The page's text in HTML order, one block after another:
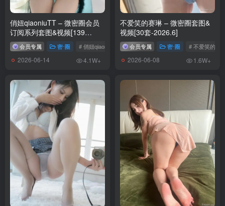
俏妞qiaoniuTT – 微密圈会员
订阅系列套图&视频[139
套-2026.6]
会员专属 密⋅圈 # 俏妞qiaoniuTT
2026-06-14 4.1W+
不爱笑的赛琳 – 微密圈套图&
视频[30套-2026.6]
会员专属 密⋅圈 # 不爱笑的赛
2026-06-08 1.6W+